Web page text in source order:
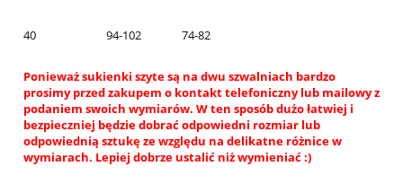
40 94-102 74-82
Ponieważ sukienki szyte są na dwu szwalniach bardzo
prosimy przed zakupem o kontakt telefoniczny lub mailowy z
podaniem swoich wymiarów. W ten sposób dużo łatwiej i
bezpieczniej będzie dobrać odpowiedni rozmiar lub
odpowiednią sztukę ze względu na delikatne różnice w
wymiarach. Lepiej dobrze ustalić niż wymieniać :)